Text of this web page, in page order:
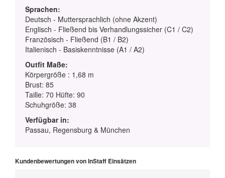
Sprachen:
Deutsch - Muttersprachlich (ohne Akzent)
Englisch - Fließend bis Verhandlungssicher (C1 / C2)
Französisch - Fließend (B1 / B2)
Italienisch - Basiskenntnisse (A1 / A2)
Outfit Maße:
Körpergröße : 1,68 m
Brust: 85
Taille: 70 Hüfte: 90
Schuhgröße: 38
Verfügbar in:
Passau, Regensburg & München
Kundenbewertungen von InStaff Einsätzen